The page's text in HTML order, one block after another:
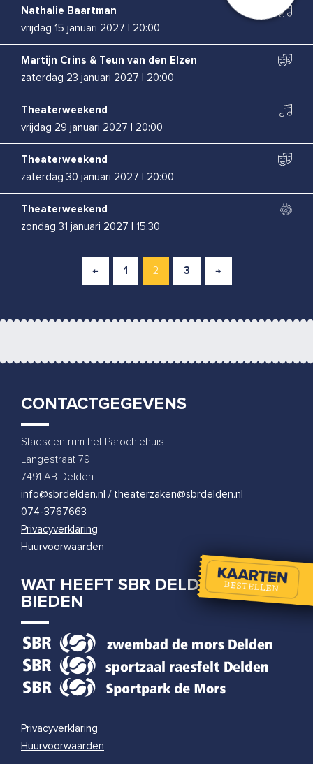
Nathalie Baartman
vrijdag 15 januari 2027
20:00
Martijn Crins & Teun van den Elzen
zaterdag 23 januari 2027
20:00
Theaterweekend
vrijdag 29 januari 2027
20:00
Theaterweekend
zaterdag 30 januari 2027
20:00
Theaterweekend
zondag 31 januari 2027
15:30
Boban Braspenning
woensdag 3 februari 2027
|20:00
zaterdag 13 februari 2027| 20:00
Rapalje
vrijdag 26 maart 2027
Tobi Kooiman
woensdag 31 maart 2027
← 1 2 3 →
CONTACTGEGEVENS
Stadscentrum het Parochiehuis
Langestraat 79
7491 AB Delden
info@sbrdelden.nl / theaterzaken@sbrdelden.nl
074-3767663
Privacyverklaring
Huurvoorwaarden
WAT HEEFT SBR DELDEN TE
BIEDEN
Privacyverklaring
Huurvoorwaarden